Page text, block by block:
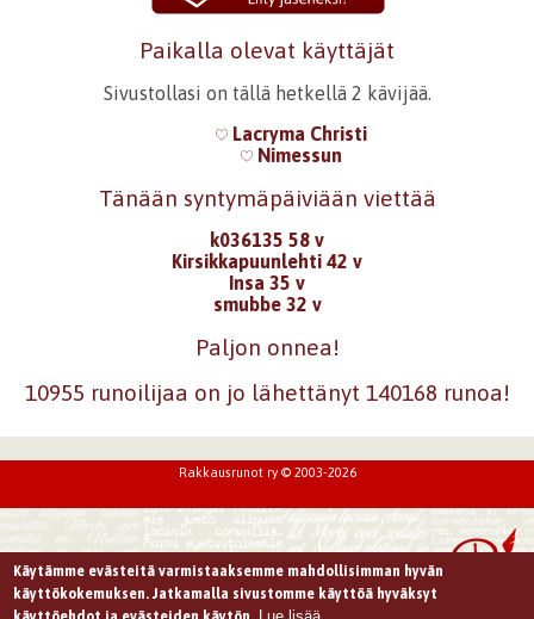
Paikalla olevat käyttäjät
Sivustollasi on tällä hetkellä 2 kävijää.
Lacryma Christi
Nimessun
Tänään syntymäpäiviään viettää
k036135 58 v
Kirsikkapuunlehti 42 v
Insa 35 v
smubbe 32 v
Paljon onnea!
10955 runoilijaa on jo lähettänyt 140168 runoa!
Rakkausrunot ry © 2003-2026
Käytämme evästeitä varmistaaksemme mahdollisimman hyvän
käyttökokemuksen. Jatkamalla sivustomme käyttöä hyväksyt